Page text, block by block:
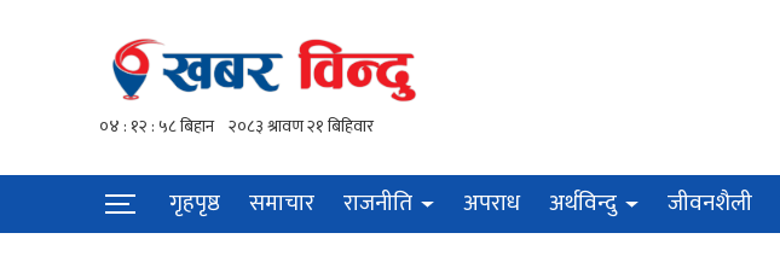
गृहपृष्ठ समाचार राजनीति अपराध अर्थविन्दु जीवनशैली